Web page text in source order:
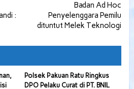
:
Badan Ad Hoc
Penyelenggara Pemilu
dituntut Melek Teknologi
Polsek Pakuan Ratu Ringkus
DPO Pelaku Curat di PT. BNIL